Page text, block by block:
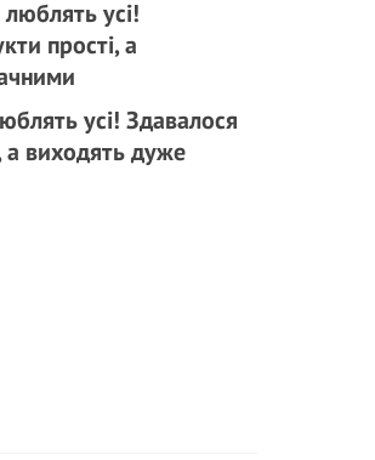
усі! Здавалося
а виходять дуже